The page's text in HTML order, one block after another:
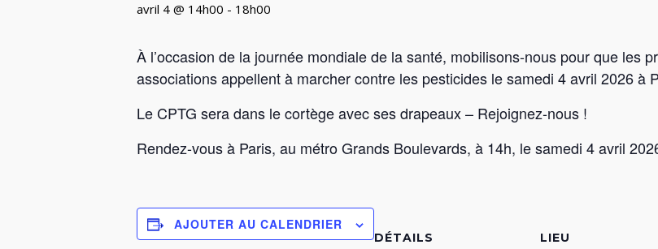
avril 4 @ 14h00 - 18h00
À l’occasion de la journée mondiale de la santé, mobilisons-nous pour que les
associations appellent à marcher contre les pesticides le samedi 4 avril 2026 à
Le CPTG sera dans le cortège avec ses drapeaux – Rejoignez-nous !
Rendez-vous à Paris, au métro Grands Boulevards, à 14h, le samedi 4 avril
AJOUTER AU CALENDRIER
DÉTAILS LIEU